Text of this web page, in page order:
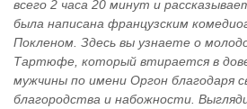
всего 2 часа 20 минут и
была написана французским
Покленом. Здесь вы узнаете о
Тартюфе, который втирается в
мужчины по имени Оргон благодаря
благородства и набожности.